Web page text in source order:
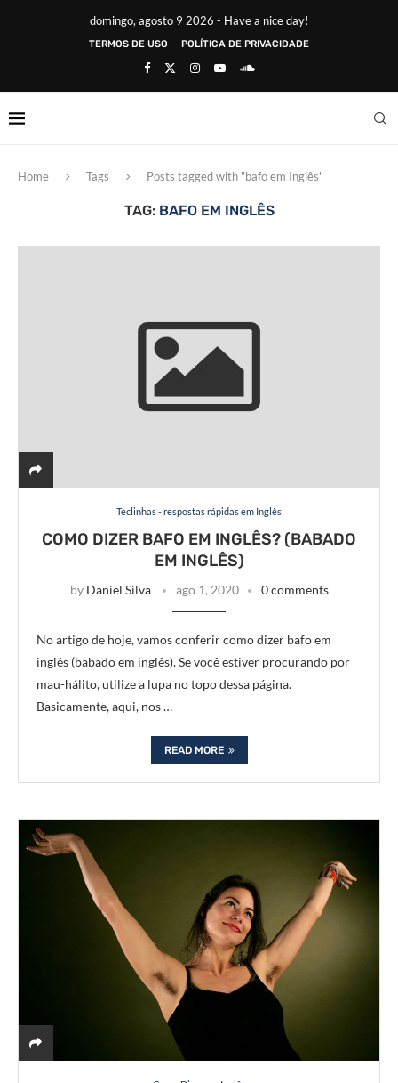
domingo, agosto 9 2026 - Have a nice day!
TERMOS DE USO POLÍTICA DE PRIVACIDADE
Home Tags Posts tagged with "bafo em Inglês"
TAG: BAFO EM INGLÊS
Teclinhas - respostas rápidas em Inglês
COMO DIZER BAFO EM INGLÊS? (BABADO
EM INGLÊS)
by Daniel Silva ago 1, 2020 0 comments
No artigo de hoje, vamos conferir como dizer bafo em
inglês (babado em inglês). Se você estiver procurando por
mau-hálito, utilize a lupa no topo dessa página.
Basicamente, aqui, nos …
READ MORE